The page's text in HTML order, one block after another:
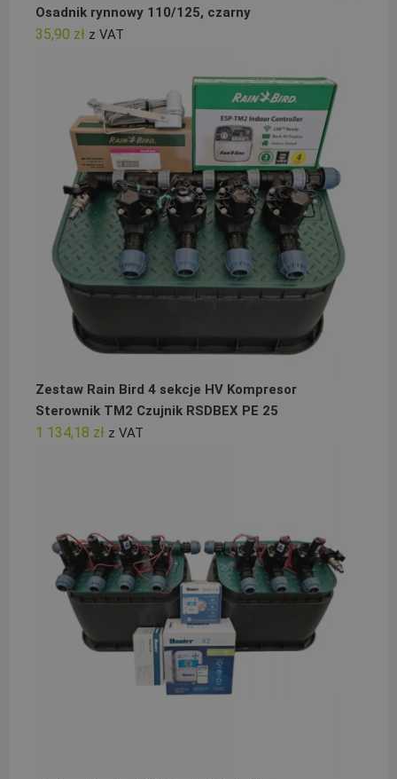
Osadnik rynnowy 110/125, czarny
35,90 zł z VAT
Zestaw Rain Bird 4 sekcje HV Kompresor
Sterownik TM2 Czujnik RSDBEX PE 25
1 134,18 zł z VAT